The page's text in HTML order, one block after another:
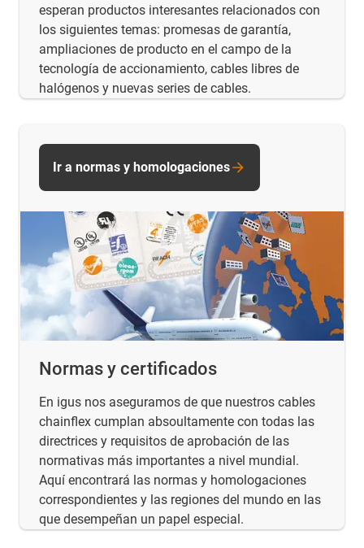
esperan productos interesantes relacionados con
los siguientes temas: promesas de garantía,
ampliaciones de producto en el campo de la
tecnología de accionamiento, cables libres de
halógenos y nuevas series de cables.
Normas y certificados
En igus nos aseguramos de que nuestros cables
chainflex cumplan absoultamente con todas las
directrices y requisitos de aprobación de las
normativas más importantes a nivel mundial.
Aquí encontrará las normas y homologaciones
correspondientes y las regiones del mundo en las
que desempeñan un papel especial.
Ir a normas y homologaciones